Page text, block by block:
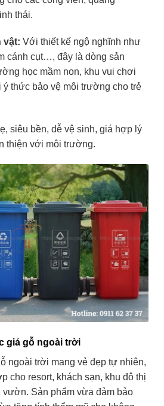
thái.
vật: Với thiết kế ngộ nghĩnh như
cánh cụt…, đây là dòng sản
học mầm non, khu vui chơi
ý thức bảo vệ môi trường cho trẻ
siêu bền, dễ vệ sinh, giá hợp lý
thiện với môi trường.
giả gỗ ngoài trời
ngoài trời mang vẻ đẹp tự nhiên,
cho resort, khách sạn, khu đô thị
vườn. Sản phẩm vừa đảm bảo